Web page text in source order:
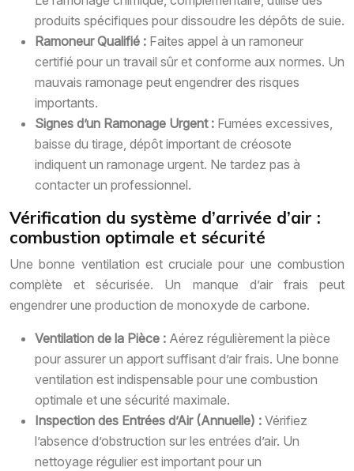
produits spécifiques pour dissoudre les dépôts de suie.
Ramoneur Qualifié : Faites appel à un ramoneur
certifié pour un travail sûr et conforme aux normes. Un
mauvais ramonage peut engendrer des risques
importants.
Signes d’un Ramonage Urgent : Fumées excessives,
baisse du tirage, dépôt important de créosote
indiquent un ramonage urgent. Ne tardez pas à
contacter un professionnel.
Vérification du système d’arrivée d’air :
combustion optimale et sécurité
Une bonne ventilation est cruciale pour une combustion
complète et sécurisée. Un manque d’air frais peut
engendrer une production de monoxyde de carbone.
Ventilation de la Pièce : Aérez régulièrement la pièce
pour assurer un apport suffisant d’air frais. Une bonne
ventilation est indispensable pour une combustion
optimale et une sécurité maximale.
Inspection des Entrées d’Air (Annuelle) : Vérifiez
l’absence d’obstruction sur les entrées d’air. Un
nettoyage régulier est important pour un